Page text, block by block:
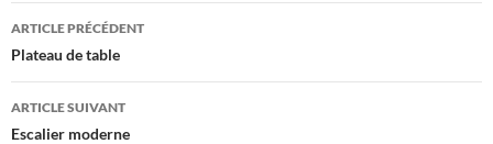
Navigation
des
articles
ARTICLE PRÉCÉDENT
Plateau de table
ARTICLE SUIVANT
Escalier moderne